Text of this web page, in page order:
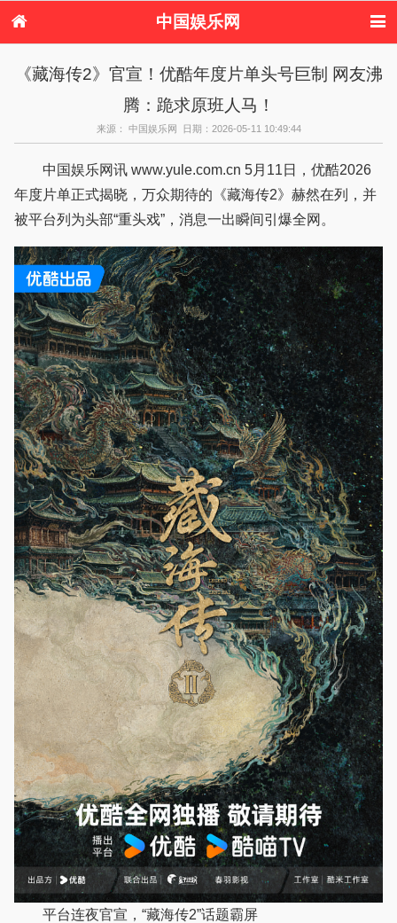
中国娱乐网
电视剧
演唱会 综艺节目
偶像活动
《藏海传2》官宣！优酷年度片单头号巨制 网友沸
腾：跪求原班人马！
来源： 中国娱乐网 日期：2026-05-11 10:49:44
中国娱乐网讯 www.yule.com.cn 5月11日，优酷2026
年度片单正式揭晓，万众期待的《藏海传2》赫然在列，并
被平台列为头部“重头戏”，消息一出瞬间引爆全网。
平台连夜官宣，“藏海传2”话题霸屏